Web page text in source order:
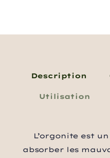
Description
Utilisation
L’orgonite est
absorber les